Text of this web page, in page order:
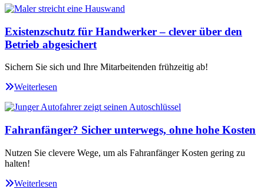
Existenzschutz für Handwerker – clever über den
Betrieb abgesichert
Sichern Sie sich und Ihre Mitarbeitenden frühzeitig ab!
Weiterlesen
Fahranfänger? Sicher unterwegs, ohne hohe Kosten
Nutzen Sie clevere Wege, um als Fahranfänger Kosten gering zu
halten!
Weiterlesen